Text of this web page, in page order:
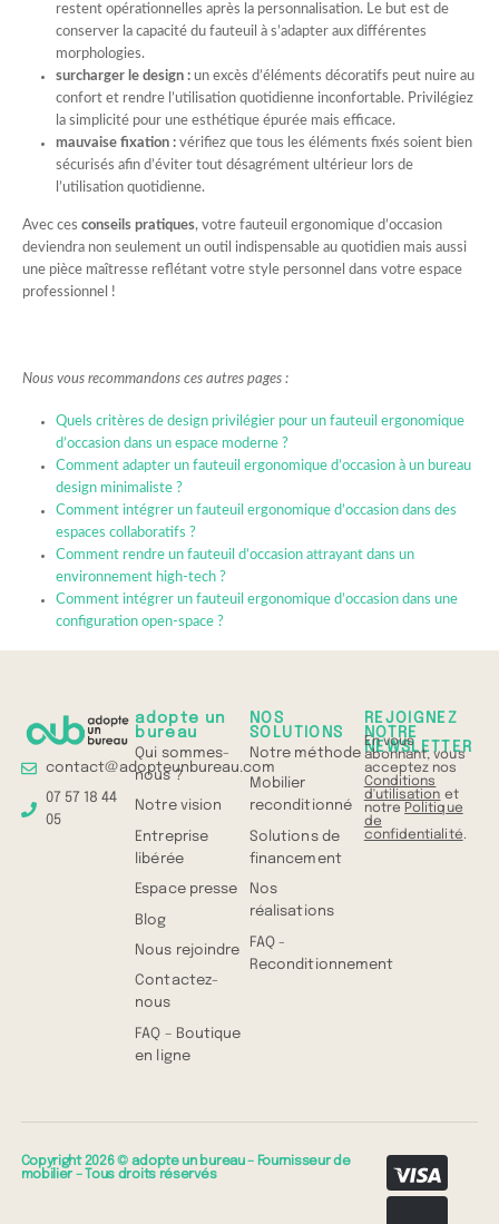
restent opérationnelles après la personnalisation. Le but est de
conserver la capacité du fauteuil à s’adapter aux différentes
morphologies.
surcharger le design :un excès d’éléments décoratifs peut nuire au
confort et rendre l’utilisation quotidienne inconfortable. Privilégiez
la simplicité pour une esthétique épurée mais efficace.
mauvaise fixation :vérifiez que tous les éléments fixés soient bien
sécurisés afin d’éviter tout désagrément ultérieur lors de
l’utilisation quotidienne.
Avec ces conseils pratiques, votre fauteuil ergonomique d’occasion
deviendra non seulement un outil indispensable au quotidien mais aussi
une pièce maîtresse reflétant votre style personnel dans votre espace
professionnel !
Nous vous recommandons ces autres pages :
Quels critères de design privilégier pour un fauteuil ergonomique
d’occasion dans un espace moderne ?
Comment adapter un fauteuil ergonomique d’occasion à un bureau
design minimaliste ?
Comment intégrer un fauteuil ergonomique d’occasion dans des
espaces collaboratifs ?
Comment rendre un fauteuil d’occasion attrayant dans un
environnement high-tech ?
Comment intégrer un fauteuil ergonomique d’occasion dans une
configuration open-space ?
contact@adopteunbureau.com
07 57 18 44
05
adopte un
bureau
Qui sommes-
nous ?
Notre vision
Entreprise
libérée
Espace presse
Blog
Nous rejoindre
Contactez-
nous
FAQ – Boutique
en ligne
NOS
SOLUTIONS
Notre méthode
Mobilier
reconditionné
Solutions de
financement
Nos
réalisations
FAQ -
Reconditionnement
REJOIGNEZ
NOTRE
NEWSLETTER
En vous
abonnant, vous
acceptez nos
Conditions
d'utilisation et
notre Politique
de
confidentialité.
Copyright 2026 © adopte un bureau – Fournisseur de
mobilier – Tous droits réservés